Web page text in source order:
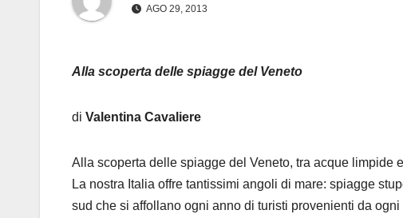
AGO 29, 2013
Alla scoperta delle spiagge del Veneto
di Valentina Cavaliere
Alla scoperta delle spiagge del Veneto, tra acque limpide
La nostra Italia offre tantissimi angoli di mare: spiagge
sud che si affollano ogni anno di turisti provenienti da ogni